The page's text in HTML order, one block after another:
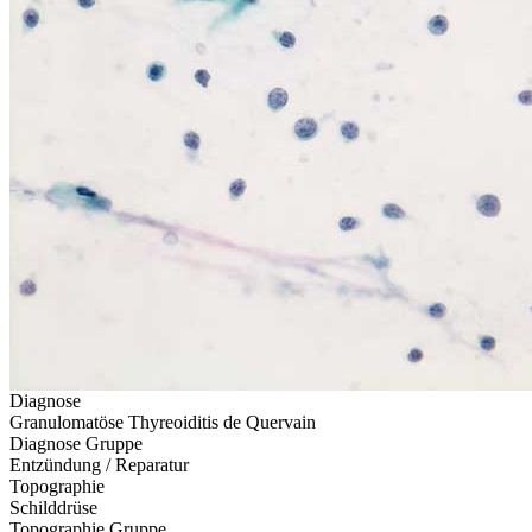
Diagnose
Granulomatöse Thyreoiditis de Quervain
Diagnose Gruppe
Entzündung / Reparatur
Topographie
Schilddrüse